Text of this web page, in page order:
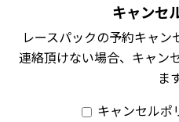
キャンセ
レースパックの予約キャ
連絡頂けない場合、キャン
ま
キャンセルポ